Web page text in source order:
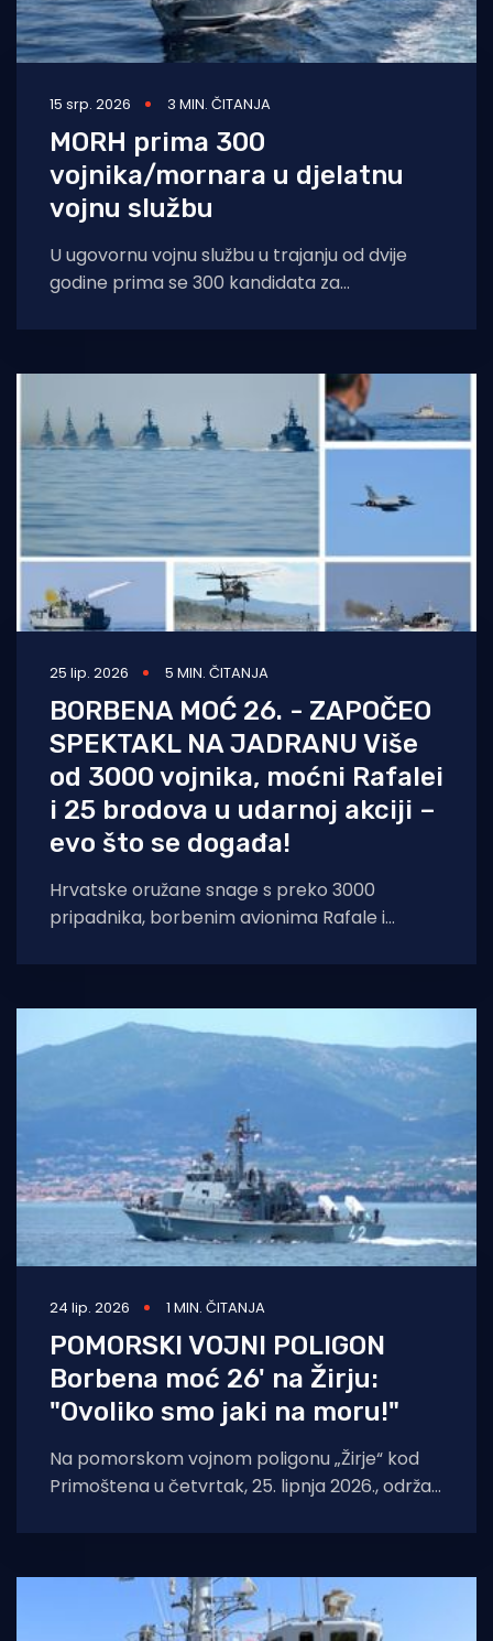
15 srp. 2026 3 MIN. ČITANJA
MORH prima 300
vojnika/mornara u djelatnu
vojnu službu
U ugovornu vojnu službu u trajanju od dvije
godine prima se 300 kandidata za
25 lip. 2026 5 MIN. ČITANJA
BORBENA MOĆ 26. - ZAPOČEO
SPEKTAKL NA JADRANU Više
od 3000 vojnika, moćni Rafalei
i 25 brodova u udarnoj akciji –
evo što se događa!
Hrvatske oružane snage s preko 3000
pripadnika, borbenim avionima Rafale i
spremnost i integraciju novih
24 lip. 2026 1 MIN. ČITANJA
POMORSKI VOJNI POLIGON
Borbena moć 26' na Žirju:
"Ovoliko smo jaki na moru!"
Na pomorskom vojnom poligonu „Žirje“ kod
Primoštena u četvrtak, 25. lipnja 2026., održat